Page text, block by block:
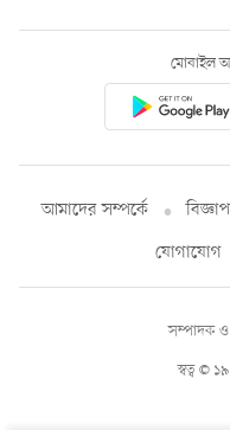
মোবাইল
আমাদের সম্পর্কে
যোগাযোগ
স্বত্ব ©
সম্পাদক ও